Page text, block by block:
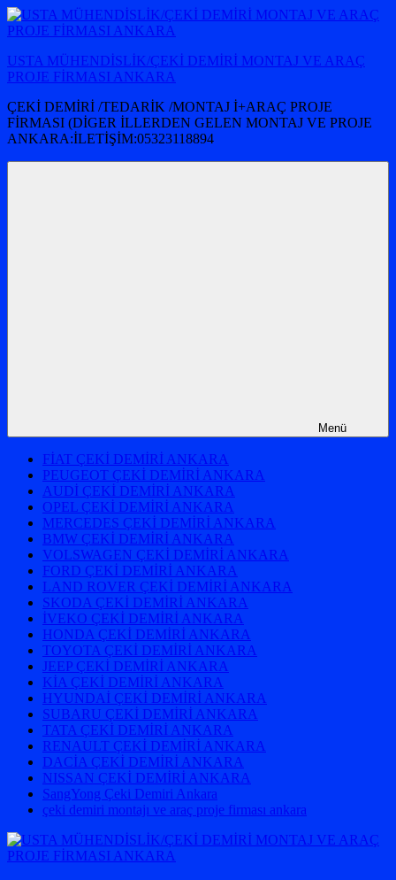
İçeriğe
atla
USTA MÜHENDİSLİK/ÇEKİ DEMİRİ MONTAJ VE ARAÇ
PROJE FİRMASI ANKARA
ÇEKİ DEMİRİ /TEDARİK /MONTAJ İ+ARAÇ PROJE
FİRMASI (DİGER İLLERDEN GELEN MONTAJ VE PROJE
ANKARA:İLETİŞİM:05323118894
Menü
FİAT ÇEKİ DEMİRİ ANKARA
PEUGEOT ÇEKİ DEMİRİ ANKARA
AUDİ ÇEKİ DEMİRİ ANKARA
OPEL ÇEKİ DEMİRİ ANKARA
MERCEDES ÇEKİ DEMİRİ ANKARA
BMW ÇEKİ DEMİRİ ANKARA
VOLSWAGEN ÇEKİ DEMİRİ ANKARA
FORD ÇEKİ DEMİRİ ANKARA
LAND ROVER ÇEKİ DEMİRİ ANKARA
SKODA ÇEKİ DEMİRİ ANKARA
İVEKO ÇEKİ DEMİRİ ANKARA
HONDA ÇEKİ DEMİRİ ANKARA
TOYOTA ÇEKİ DEMİRİ ANKARA
JEEP ÇEKİ DEMİRİ ANKARA
KİA ÇEKİ DEMİRİ ANKARA
HYUNDAİ ÇEKİ DEMİRİ ANKARA
SUBARU ÇEKİ DEMİRİ ANKARA
TATA ÇEKİ DEMİRİ ANKARA
RENAULT ÇEKİ DEMİRİ ANKARA
DACİA ÇEKİ DEMİRİ ANKARA
NISSAN ÇEKİ DEMİRİ ANKARA
SangYong Çeki Demiri Ankara
çeki demiri montajı ve araç proje firması ankara